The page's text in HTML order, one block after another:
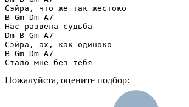
Сэйра, что же так жестоко
B Gm Dm A7
Нас развела судьба
Dm B Gm A7
Сэйра, ах, как одиноко
B Gm Dm A7
Стало мне без тебя
Пожалуйста, оцените подбор: